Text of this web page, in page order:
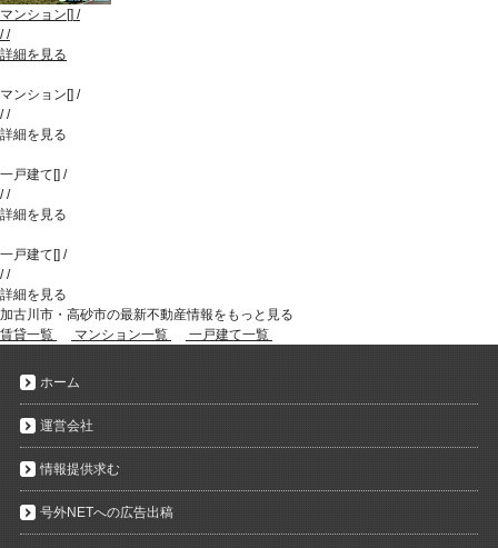
マンション[] /
//
詳細を見る
マンション[] /
//
詳細を見る
一戸建て[] /
//
詳細を見る
一戸建て[] /
//
詳細を見る
加古川市・高砂市の最新不動産情報をもっと見る
賃貸一覧
マンション一覧 一戸建て一覧
ホーム
運営会社
情報提供求む
号外NETへの広告出稿